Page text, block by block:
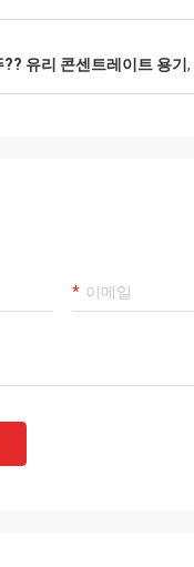
유리 콘센트레이트 용기 ,